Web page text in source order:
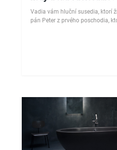
Vadia vám hluční susedia, ktorí
pán Peter z prvého poschodia,